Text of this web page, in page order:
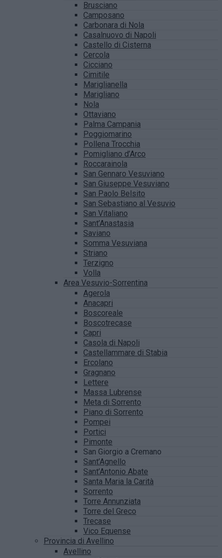
Brusciano
Camposano
Carbonara di Nola
Casalnuovo di Napoli
Castello di Cisterna
Cercola
Cicciano
Cimitile
Mariglianella
Marigliano
Nola
Ottaviano
Palma Campania
Poggiomarino
Pollena Trocchia
Pomigliano d’Arco
Roccarainola
San Gennaro Vesuviano
San Giuseppe Vesuviano
San Paolo Belsito
San Sebastiano al Vesuvio
San Vitaliano
Sant’Anastasia
Saviano
Somma Vesuviana
Striano
Terzigno
Volla
Area Vesuvio-Sorrentina
Agerola
Anacapri
Boscoreale
Boscotrecase
Capri
Casola di Napoli
Castellammare di Stabia
Ercolano
Gragnano
Lettere
Massa Lubrense
Meta di Sorrento
Piano di Sorrento
Pompei
Portici
Pimonte
San Giorgio a Cremano
Sant’Agnello
Sant’Antonio Abate
Santa Maria la Carità
Sorrento
Torre Annunziata
Torre del Greco
Trecase
Vico Equense
Provincia di Avellino
Avellino